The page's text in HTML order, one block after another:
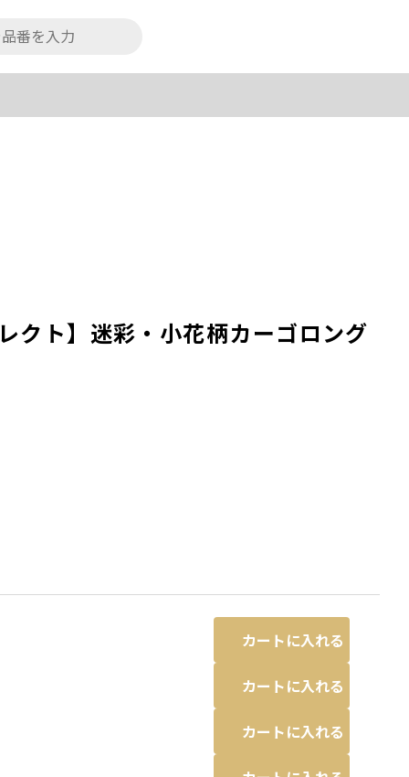
ト】迷彩・小花柄カーゴロング
カートに入れる
カートに入れる
カートに入れる